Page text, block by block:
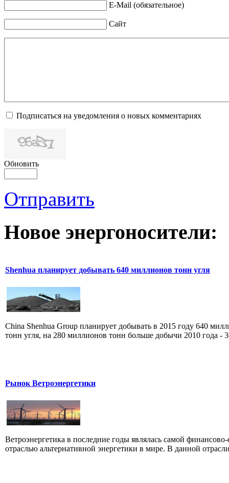
E-Mail (обязательное)
Сайт
Подписаться на уведомления о новых комментариях
Обновить
Отправить
Новое энергоносители:
Shenhua планирует добывать 640 миллионов тонн угля
China Shenhua Group планирует добывать в 2015 году 640
тонн угля, на 280 миллионов тонн больше добычи 2010 года -
Рынок Ветроэнергетики
Ветроэнергетика в последние годы являлась самой
отраслью альтернативной энергетики в мире. В данной